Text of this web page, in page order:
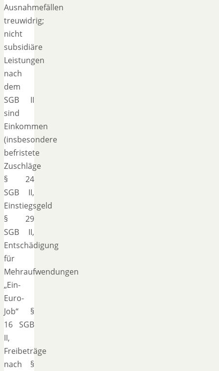
Ausnahmefällen
treuwidrig;
nicht
subsidiäre
Leistungen
nach
dem
SGB II
sind
Einkommen
(insbesondere
befristete
Zuschläge
§ 24
SGB II,
Einstiegsgeld
§ 29
SGB II,
Entschädigung
für
Mehraufwendungen
„Ein-
Euro-
Job“ §
16 SGB
II,
Freibeträge
nach §